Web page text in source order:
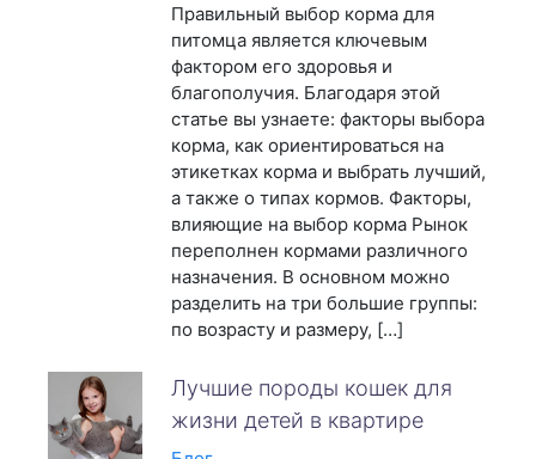
Правильный выбор корма для
питомца является ключевым
фактором его здоровья и
благополучия. Благодаря этой
статье вы узнаете: факторы выбора
корма, как ориентироваться на
этикетках корма и выбрать лучший,
а также о типах кормов. Факторы,
влияющие на выбор корма Рынок
переполнен кормами различного
назначения. В основном можно
разделить на три большие группы:
по возрасту и размеру, […]
Лучшие породы кошек для
жизни детей в квартире